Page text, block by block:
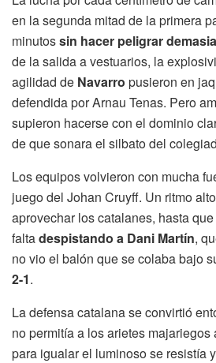
en la segunda mitad de la primera
minutossin hacer peligrar
de la salida a vestuarios, la
agilidad de Navarro pusieron en
defendida por Arnau Tenas. Pero
supieron hacerse con el dominio
de que sonara el silbato del
Los equipos volvieron con mucha
juego del Johan Cruyff. Un ritmo
aprovechar los catalanes, hasta que
faltadespistando a Dani Martín,
no vio el balón que se colaba bajo
2-1.
La defensa catalana se convirtió
no permitía a los arietes majariegos
para igualar el luminoso se resistía y